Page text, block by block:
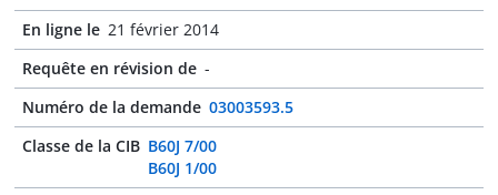
En ligne le 21 février 2014
Requête en révision de -
Numéro de la demande 03003593.5
Classe de la CIB B60J 7/00
B60J 1/00